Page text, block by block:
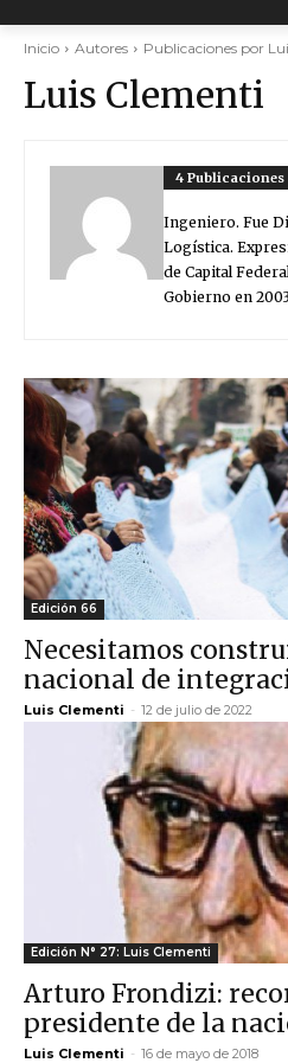
Inicio Autores Publicaciones por
Luis Clementi
4 Publicaciones
Ingeniero. Fue
Logística.
de Capital
Gobierno en
Edición 66
Necesitamos
nacional de
Luis Clementi - 12 de julio de 2022
Edición N° 27: Luis Clementi
Arturo Frondizi:
presidente de la
Luis Clementi - 16 de mayo de 2018